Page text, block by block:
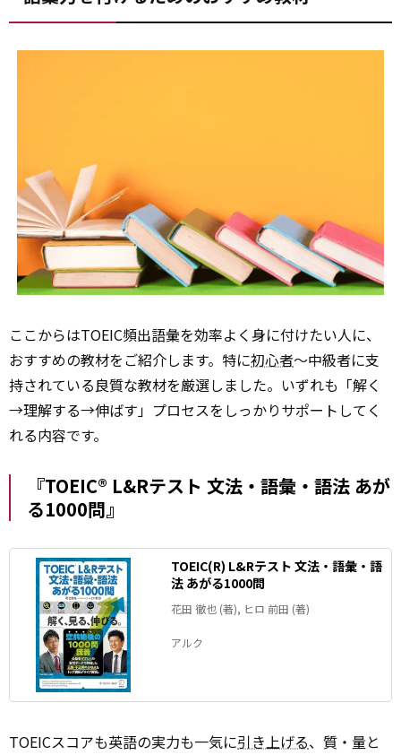
ここからはTOEIC頻出語彙を効率よく身に付けたい人に、
おすすめの教材をご紹介します。特に初心者〜中級者に支
持されている良質な教材を厳選しました。いずれも「解く
→理解する→伸ばす」プロセスをしっかりサポートしてく
れる内容です。
『TOEIC® L&Rテスト 文法・語彙・語法 あが
る1000問』
TOEIC(R) L&Rテスト 文法・語彙・語
法 あがる1000問
花田 徹也 (著), ヒロ 前田 (著)
アルク
TOEICスコアも英語の実力も一気に引き上げる、質・量と